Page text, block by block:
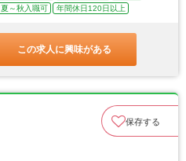
夏～秋入職可 年間休日120日以上
この求人に興味がある
保存する